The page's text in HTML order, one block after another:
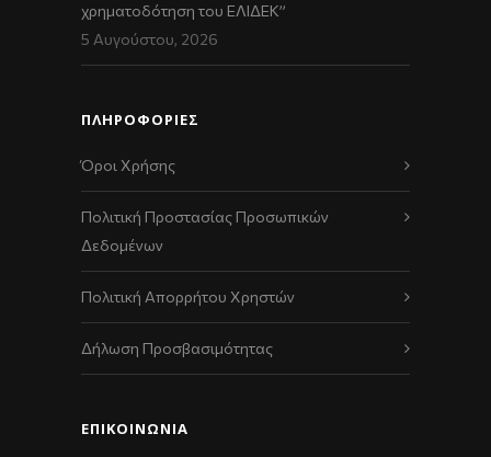
χρηματοδότηση του ΕΛΙΔΕΚ”
5 Αυγούστου, 2026
ΠΛΗΡΟΦΟΡΙΕΣ
Όροι Χρήσης
Πολιτική Προστασίας Προσωπικών
Δεδομένων
Πολιτική Απορρήτου Χρηστών
Δήλωση Προσβασιμότητας
ΕΠΙΚΟΙΝΩΝΊΑ